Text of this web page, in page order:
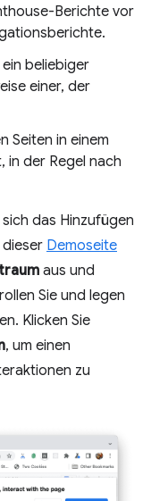
Berichte vor
beliebiger
einer, der
Seiten in einem
in der Regel nach
das Hinzufügen
Demoseite
aus und
Sie und legen
Klicken Sie
, um einen
zu